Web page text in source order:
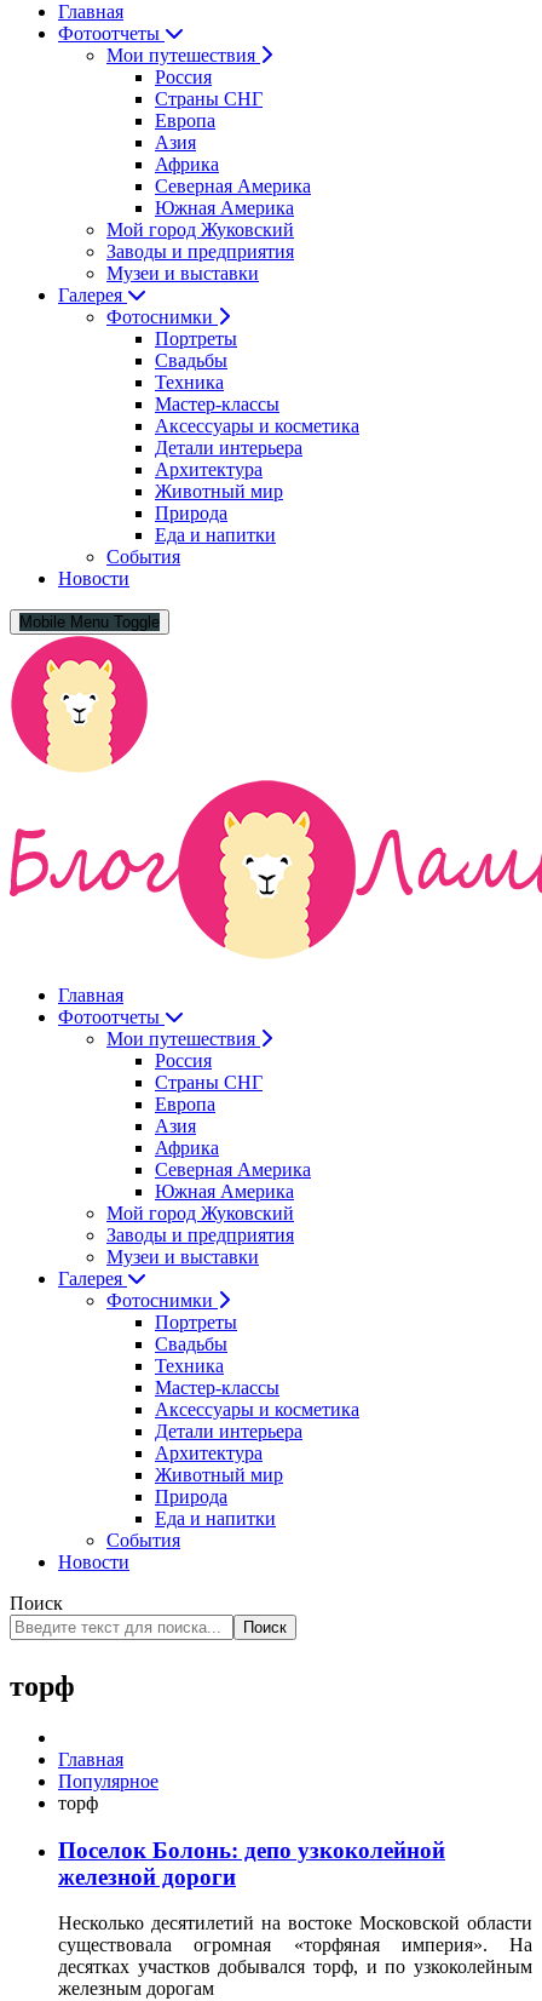
Главная
Фотоотчеты
Мои путешествия
Россия
Страны СНГ
Европа
Азия
Африка
Северная Америка
Южная Америка
Мой город Жуковский
Заводы и предприятия
Музеи и выставки
Галерея
Фотоснимки
Портреты
Свадьбы
Техника
Мастер-классы
Аксессуары и косметика
Детали интерьера
Архитектура
Животный мир
Природа
Еда и напитки
События
Новости
Mobile Menu Toggle
Главная
Фотоотчеты
Мои путешествия
Россия
Страны СНГ
Европа
Азия
Африка
Северная Америка
Южная Америка
Мой город Жуковский
Заводы и предприятия
Музеи и выставки
Галерея
Фотоснимки
Портреты
Свадьбы
Техника
Мастер-классы
Аксессуары и косметика
Детали интерьера
Архитектура
Животный мир
Природа
Еда и напитки
События
Новости
Поиск
Поиск
торф
Главная
Популярное
торф
Поселок Болонь: депо узкоколейной
железной дороги
Несколько десятилетий на востоке Московской области
существовала огромная «торфяная империя». На
десятках участков добывался торф, и по узкоколейным
железным дорогам